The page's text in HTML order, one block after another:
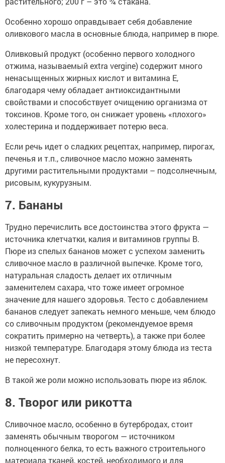
Особенно хорошо оправдывает себя добавление
оливкового масла в основные блюда, например в пюре.
Оливковый продукт (особенно первого холодного
отжима, называемый extra vergine) содержит много
ненасыщенных жирных кислот и витамина Е,
благодаря чему обладает антиоксидантными
свойствами и способствует очищению организма от
токсинов. Кроме того, он снижает уровень «плохого»
холестерина и поддерживает потерю веса.
Если речь идет о сладких рецептах, например, пирогах,
печенья и т.п., сливочное масло можно заменять
другими растительными продуктами – подсолнечным,
рисовым, кукурузным.
7. Бананы
Трудно перечислить все достоинства этого фрукта —
источника клетчатки, калия и витаминов группы B.
Пюре из спелых бананов может с успехом заменить
сливочное масло в различной выпечке. Кроме того,
натуральная сладость делает их отличным
заменителем сахара, что тоже имеет огромное
значение для нашего здоровья. Тесто с добавлением
бананов следует запекать немного меньше, чем блюдо
со сливочным продуктом (рекомендуемое время
сократить примерно на четверть), а также при более
низкой температуре. Благодаря этому блюда из теста
не пересохнут.
В такой же роли можно использовать пюре из яблок.
8. Творог или рикотта
Сливочное масло, особенно в бутербродах, стоит
заменять обычным творогом — источником
полноценного белка, то есть важного строительного
материала тканей, костей, необходимого и для